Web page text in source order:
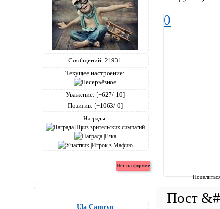
Сообщений: 21931
Текущее настроение:
Уважение: [+627/-10]
Позитив: [+1063/-0]
Награды:
0
Ula Camryn